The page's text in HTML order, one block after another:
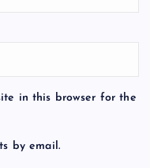
in this browser for the
by email.